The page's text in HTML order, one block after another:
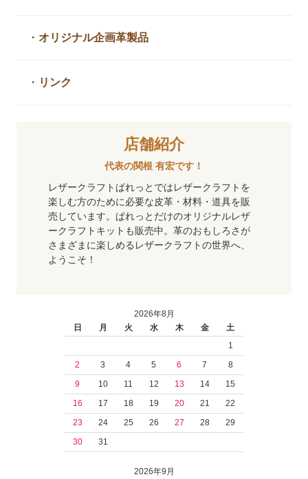
・ オリジナル企画革製品
・ リンク
店舗紹介
代表の関根 有宏です！
レザークラフトぱれっとではレザークラフトを
楽しむ方のために必要な皮革・材料・道具を販
売しています。ぱれっとだけのオリジナルレザ
ークラフトキットも販売中。革のおもしろさが
さまざまに楽しめるレザークラフトの世界へ、
ようこそ！
2026年8月
日
月 火 水 木 金
土
1
2
3 4 5 6 7
8
9
10 11 12 13 14
15
16
17 18 19 20 21
22
23
24 25 26 27 28
29
30
31
2026年9月